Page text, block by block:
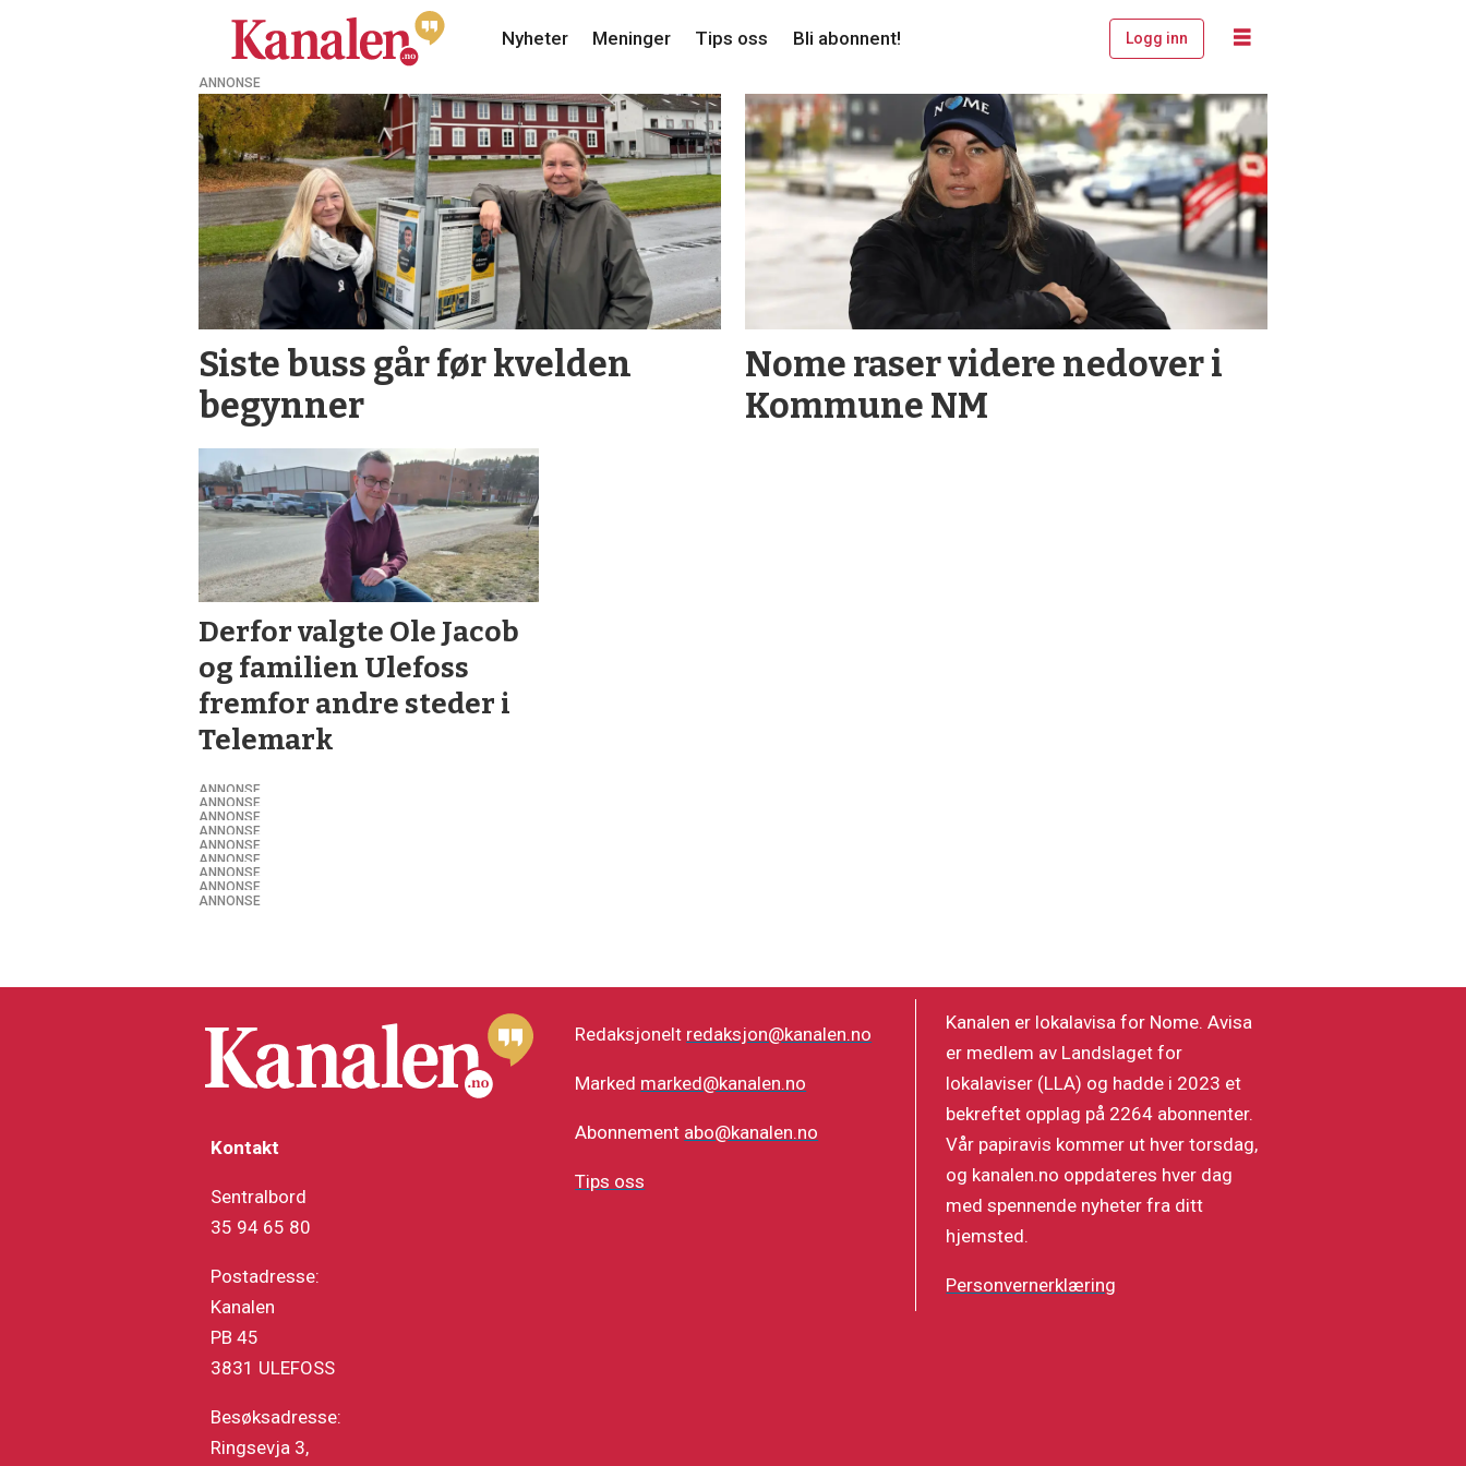
Nyheter Meninger Tips oss Bli abonnent! Logg inn
bostedsattraktivitet
ANNONSE
Siste buss går før kvelden
begynner
Nome raser videre nedover i
Kommune NM
Derfor valgte Ole Jacob
og familien Ulefoss
fremfor andre steder i
Telemark
ANNONSE
ANNONSE
ANNONSE
ANNONSE
ANNONSE
ANNONSE
ANNONSE
ANNONSE
ANNONSE
Kontakt
Sentralbord
35 94 65 80
Postadresse:
Kanalen
PB 45
3831 ULEFOSS
Besøksadresse:
Ringsevja 3,
Redaksjonelt redaksjon@kanalen.no
Marked marked@kanalen.no
Abonnement abo@kanalen.no
Tips oss
Kanalen er lokalavisa for Nome. Avisa
er medlem av Landslaget for
lokalaviser (LLA) og hadde i 2023 et
bekreftet opplag på 2264 abonnenter.
Vår papiravis kommer ut hver torsdag,
og kanalen.no oppdateres hver dag
med spennende nyheter fra ditt
hjemsted.
Personvernerklæring